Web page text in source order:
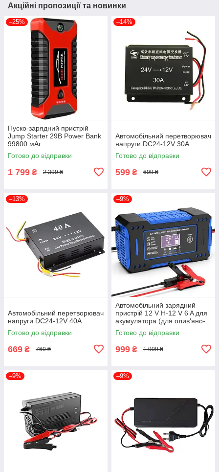
Акційні пропозиції та новинки
–25%
Пуско-зарядний пристрій
Jump Starter 29B Power Bank
99800 мАг
Готово до відправки
1 799 ₴ 2 399 ₴
–14%
Автомобільний перетворювач
напруги DC24-12V 30A
Готово до відправки
599 ₴ 699 ₴
–13%
Автомобільний перетворювач
напруги DC24-12V 40A
Готово до відправки
669 ₴ 769 ₴
–9%
Автомобільний зарядний
пристрій 12 V H-12 V 6 A для
акумулятора (для олив'яно-
кислотних AGM GEL) Smart +
LCD Синій
Готово до відправки
999 ₴ 1 099 ₴
–9% –9%